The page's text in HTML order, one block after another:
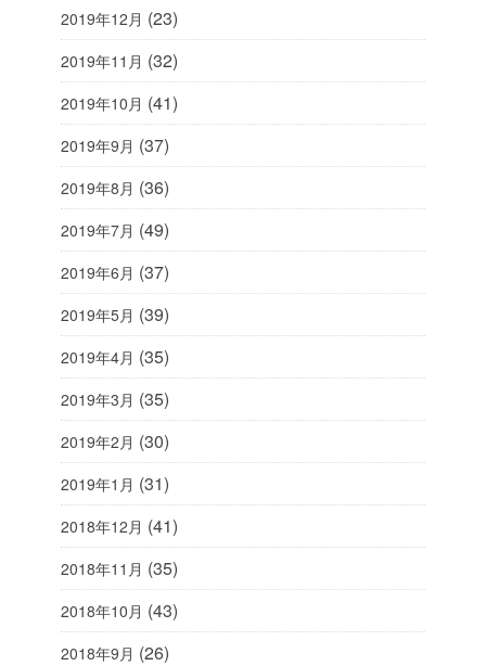
2019年12月 (23)
2019年11月 (32)
2019年10月 (41)
2019年9月 (37)
2019年8月 (36)
2019年7月 (49)
2019年6月 (37)
2019年5月 (39)
2019年4月 (35)
2019年3月 (35)
2019年2月 (30)
2019年1月 (31)
2018年12月 (41)
2018年11月 (35)
2018年10月 (43)
2018年9月 (26)